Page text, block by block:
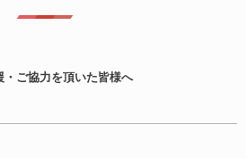
・ご協力を頂いた皆様へ